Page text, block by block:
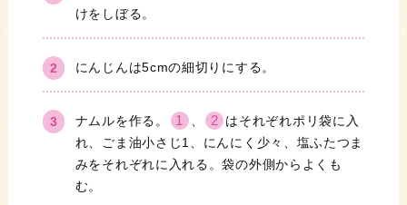
けをしぼる。
にんじんは5cmの細切りにする。
ナムルを作る。 1 2 はそれぞれポリ袋に入
れ、ごま油小さじ1、にんにく少々、塩ふたつま
みをそれぞれに入れる。袋の外側からよくも
む。